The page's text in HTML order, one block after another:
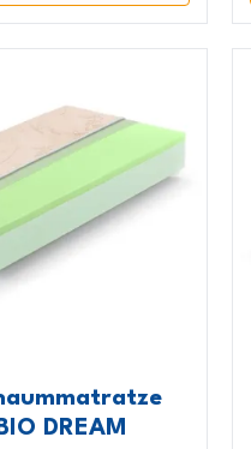
DREAM